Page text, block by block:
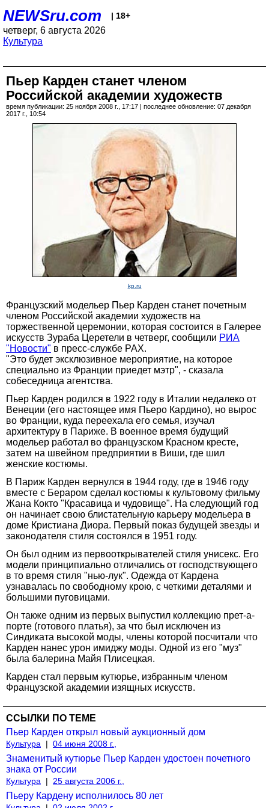
NEWSru.com | 18+
четверг, 6 августа 2026
Культура
Пьер Карден станет членом
Российской академии художеств
время публикации: 25 ноября 2008 г., 17:17 | последнее обновление: 07 декабря
2017 г., 10:54
kp.ru
Французский модельер Пьер Карден станет почетным
членом Российской академии художеств на
торжественной церемонии, которая состоится в Галерее
искусств Зураба Церетели в четверг, сообщили РИА
"Новости" в пресс-службе РАХ.
"Это будет эксклюзивное мероприятие, на которое
специально из Франции приедет мэтр", - сказала
собеседница агентства.
Пьер Карден родился в 1922 году в Италии недалеко от
Венеции (его настоящее имя Пьеро Кардино), но вырос
во Франции, куда переехала его семья, изучал
архитектуру в Париже. В военное время будущий
модельер работал во французском Красном кресте,
затем на швейном предприятии в Виши, где шил
женские костюмы.
В Париж Карден вернулся в 1944 году, где в 1946 году
вместе с Бераром сделал костюмы к культовому фильму
Жана Кокто "Красавица и чудовище". На следующий год
он начинает свою блистательную карьеру модельера в
доме Кристиана Диора. Первый показ будущей звезды и
законодателя стиля состоялся в 1951 году.
Он был одним из первооткрывателей стиля унисекс. Его
модели принципиально отличались от господствующего
в то время стиля "нью-лук". Одежда от Кардена
узнавалась по свободному крою, с четкими деталями и
большими пуговицами.
Он также одним из первых выпустил коллекцию прет-а-
порте (готового платья), за что был исключен из
Синдиката высокой моды, члены которой посчитали что
Карден нанес урон имиджу моды. Одной из его "муз"
была балерина Майя Плисецкая.
Карден стал первым кутюрье, избранным членом
Французской академии изящных искусств.
ССЫЛКИ ПО ТЕМЕ
Пьер Карден открыл новый аукционный дом
Культура | 04 июня 2008 г.,
Знаменитый кутюрье Пьер Карден удостоен почетного
знака от России
Культура | 25 августа 2006 г.,
Пьеру Кардену исполнилось 80 лет